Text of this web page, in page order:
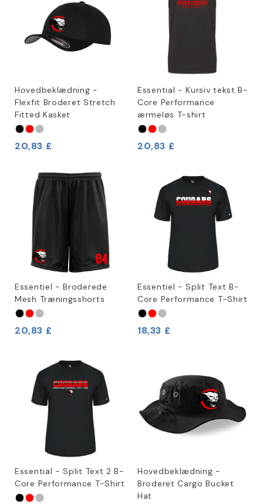
Hovedbeklædning -
Flexfit Broderet Stretch
Fitted Kasket
20,83 £
Essential - Kursiv tekst B-
Core Performance
ærmeløs T-shirt
20,83 £
Essentiel - Broderede
Mesh Træningsshorts
20,83 £
Essentiel - Split Text B-
Core Performance T-Shirt
18,33 £
Essential - Split Text 2 B-
Core Performance T-Shirt
Hovedbeklædning -
Broderet Cargo Bucket
Hat